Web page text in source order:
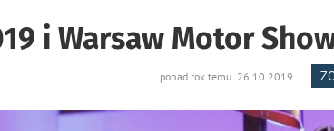
i Warsaw Motor
ponad rok temu 26.10.2019